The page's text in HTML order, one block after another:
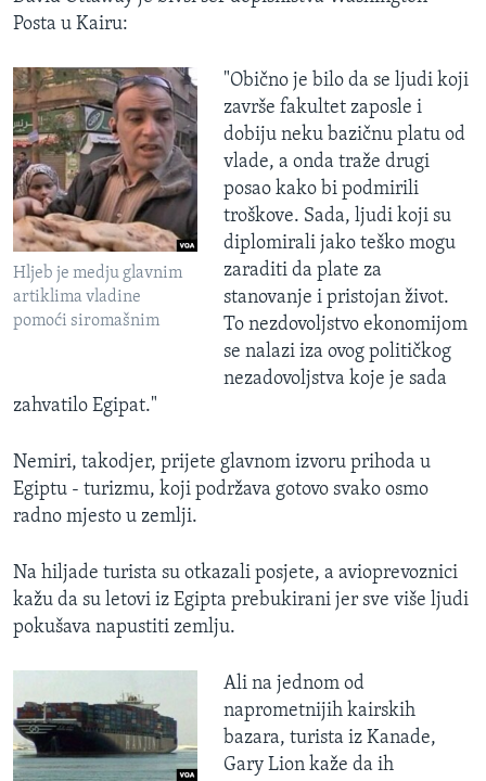
Posta u Kairu:
Hljeb je medju glavnim
artiklima vladine
pomoći siromašnim
"Obično je bilo da se ljudi koji
završe fakultet zaposle i
dobiju neku bazičnu platu od
vlade, a onda traže drugi
posao kako bi podmirili
troškove. Sada, ljudi koji su
diplomirali jako teško mogu
zaraditi da plate za
stanovanje i pristojan život.
To nezdovoljstvo ekonomijom
se nalazi iza ovog političkog
nezadovoljstva koje je sada
zahvatilo Egipat."
Nemiri, takodjer, prijete glavnom izvoru prihoda u
Egiptu - turizmu, koji podržava gotovo svako osmo
radno mjesto u zemlji.
Na hiljade turista su otkazali posjete, a avioprevoznici
kažu da su letovi iz Egipta prebukirani jer sve više ljudi
pokušava napustiti zemlju.
Ali na jednom od
naprometnijih kairskih
bazara, turista iz Kanade,
Gary Lion kaže da ih